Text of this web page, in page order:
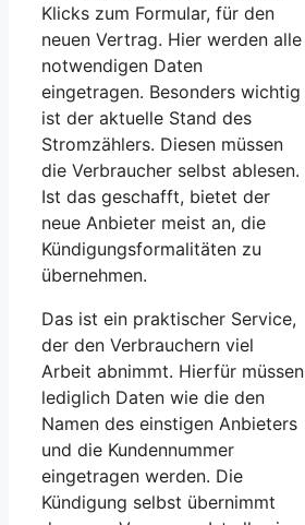
Klicks zum Formular, für den
neuen Vertrag. Hier werden alle
notwendigen Daten
eingetragen. Besonders wichtig
ist der aktuelle Stand des
Stromzählers. Diesen müssen
die Verbraucher selbst ablesen.
Ist das geschafft, bietet der
neue Anbieter meist an, die
Kündigungsformalitäten zu
übernehmen.
Das ist ein praktischer Service,
der den Verbrauchern viel
Arbeit abnimmt. Hierfür müssen
lediglich Daten wie die den
Namen des einstigen Anbieters
und die Kundennummer
eingetragen werden. Die
Kündigung selbst übernimmt